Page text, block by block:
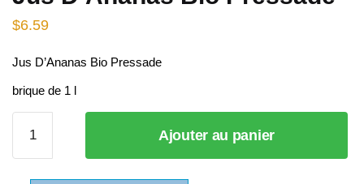
$6.59
Jus D’Ananas Bio Pressade
brique de 1 l
de Jus
D'Ananas
Ajouter au panier